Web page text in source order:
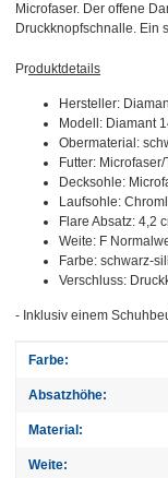
Microfaser. Der offene
Druckknopfschnalle. Ein
Produktdetails
Hersteller:
Modell: Diamant
Obermaterial:
Futter: Microfaser/
Decksohle:
Laufsohle:
Flare Absatz: 4,2
Weite: F
Farbe: schwarz-
Verschluss:
- Inklusiv einem
Produkteigenschaft
Wert
Farbe:
Absatzhöhe:
Material:
Weite: